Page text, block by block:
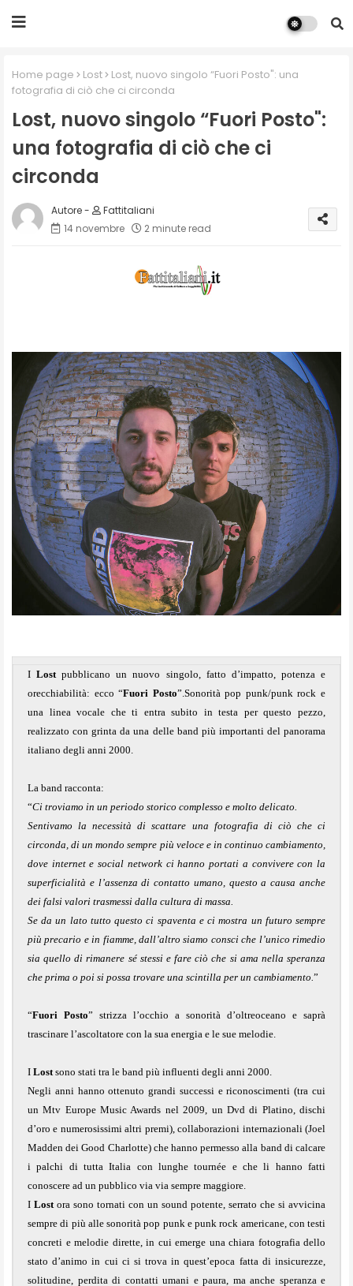
Home page Lost
Lost, nuovo singolo “Fuori Posto": una
fotografia di ciò che ci circonda
Lost, nuovo singolo “Fuori Posto":
una fotografia di ciò che ci
circonda
Fattitaliani
14 novembre
2 minute read
ILostpubblicano un nuovo singolo, fatto d’impatto, potenza e
orecchiabilità: ecco “Fuori Posto”.Sonorità pop punk/punk rock e
una linea vocale che ti entra subito in testa per questo pezzo,
realizzato con grinta da una delle band più importanti del panorama
italiano degli anni 2000.
La band racconta:
“Ci troviamo in un periodo storico complesso e molto delicato.
Sentivamo la necessità di scattare una fotografia di ciò che ci
circonda, di un mondo sempre più veloce e in continuo cambiamento,
dove internet e social network ci hanno portati a convivere con la
superficialità e l’assenza di contatto umano, questo a causa anche
dei falsi valori trasmessi dalla cultura di massa.
Se da un lato tutto questo ci spaventa e ci mostra un futuro sempre
più precario e in fiamme, dall’altro siamo consci che l’unico rimedio
sia quello di rimanere sé stessi e fare ciò che si ama nella speranza
che prima o poi si possa trovare una scintilla per un cambiamento.”
“Fuori Posto” strizza l’occhio a sonorità d’oltreoceano e saprà
trascinare l’ascoltatore con la sua energia e le sue melodie.
I Lostsono stati tra le band più influenti degli anni 2000.
Negli anni hanno ottenuto grandi successi e riconoscimenti (tra cui
un Mtv Europe Music Awards nel 2009, un Dvd di Platino, dischi
d’oro e numerosissimi altri premi), collaborazioni internazionali (Joel
Madden dei Good Charlotte) che hanno permesso alla band di calcare
i palchi di tutta Italia con lunghe tournée e che li hanno fatti
conoscere ad un pubblico via via sempre maggiore.
I Lostora sono tornati con un sound potente, serrato che si avvicina
sempre di più alle sonorità pop punk e punk rock americane, con testi
concreti e melodie dirette, in cui emerge una chiara fotografia dello
stato d’animo in cui ci si trova in quest’epoca fatta di insicurezze,
solitudine, perdita di contatti umani e paura, ma anche speranza e